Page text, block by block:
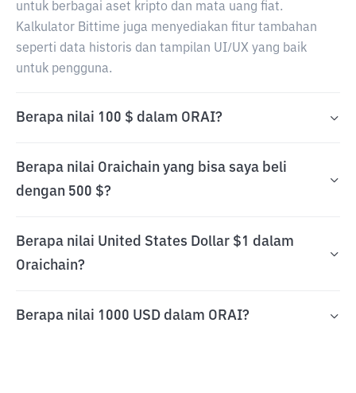
untuk berbagai aset kripto dan mata uang fiat.
Kalkulator Bittime juga menyediakan fitur tambahan
seperti data historis dan tampilan UI/UX yang baik
untuk pengguna.
Berapa nilai 100 $ dalam ORAI?
Berapa nilai Oraichain yang bisa saya beli
dengan 500 $?
Berapa nilai United States Dollar $1 dalam
Oraichain?
Berapa nilai 1000 USD dalam ORAI?